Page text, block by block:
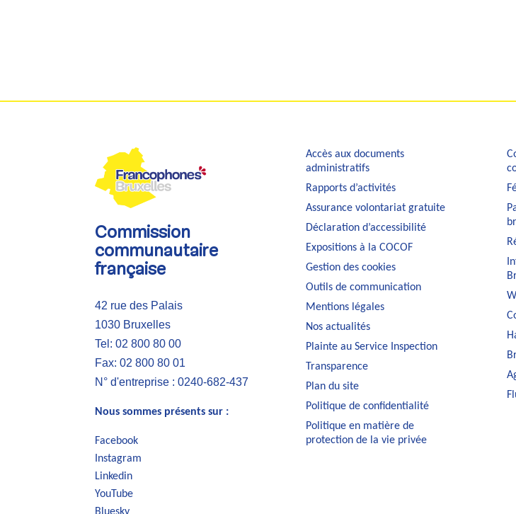
Commission
communautaire
française
42 rue des Palais
1030 Bruxelles
Tel: 02 800 80 00
Fax: 02 800 80 01
N° d'entreprise : 0240-682-437
Nous sommes présents sur :
Facebook
Instagram
Linkedin
YouTube
Accès aux documents
administratifs
Rapports d’activités
Assurance volontariat gratuite
Déclaration d’accessibilité
Expositions à la COCOF
Gestion des cookies
Outils de communication
Mentions légales
Nos actualités
Plainte au Service Inspection
Transparence
Plan du site
Politique de confidentialité
Politique en matière de
protection de la vie privée